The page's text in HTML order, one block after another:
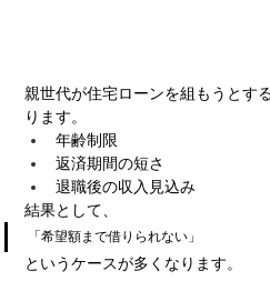
親世代が住宅ローンを組もうとす
ります。
年齢制限
返済期間の短さ
退職後の収入見込み
結果として、
「希望額まで借りられない」
というケースが多くなります。